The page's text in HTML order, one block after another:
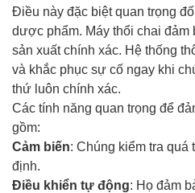
Điều này đặc biệt quan trọng
dược phẩm. Máy thổi chai
sản xuất chính xác. Hệ thống
và khắc phục sự cố ngay khi
thứ luôn chính xác.
Các tính năng quan trọng để
gồm:
Cảm biến: Chúng kiểm tra quá
định.
Điều khiển tự động: Họ đảm